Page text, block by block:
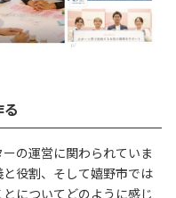
の運営に関わられていま
役割、そして嬉野市では
についてどのように感じ